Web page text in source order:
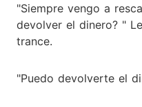
"Siempre vengo a
devolver el dinero? "
trance.
"Puedo devolverte el